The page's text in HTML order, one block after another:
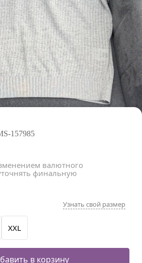
157985
валютного
финальную
XXL
Узнать свой размер
в корзину